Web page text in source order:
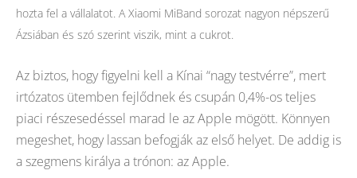
hozta fel a vállalatot. A Xiaomi MiBand sorozat nagyon népszerű
Ázsiában és szó szerint viszik, mint a cukrot.
Az biztos, hogy figyelni kell a Kínai “nagy testvérre”, mert
irtózatos ütemben fejlődnek és csupán 0,4%-os teljes
piaci részesedéssel marad le az Apple mögött. Könnyen
megeshet, hogy lassan befogják az első helyet. De addig is
a szegmens királya a trónon: az Apple.